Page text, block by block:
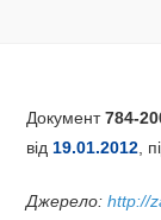
Документ784-
від 19.01.2012 ,
Джерело:http://